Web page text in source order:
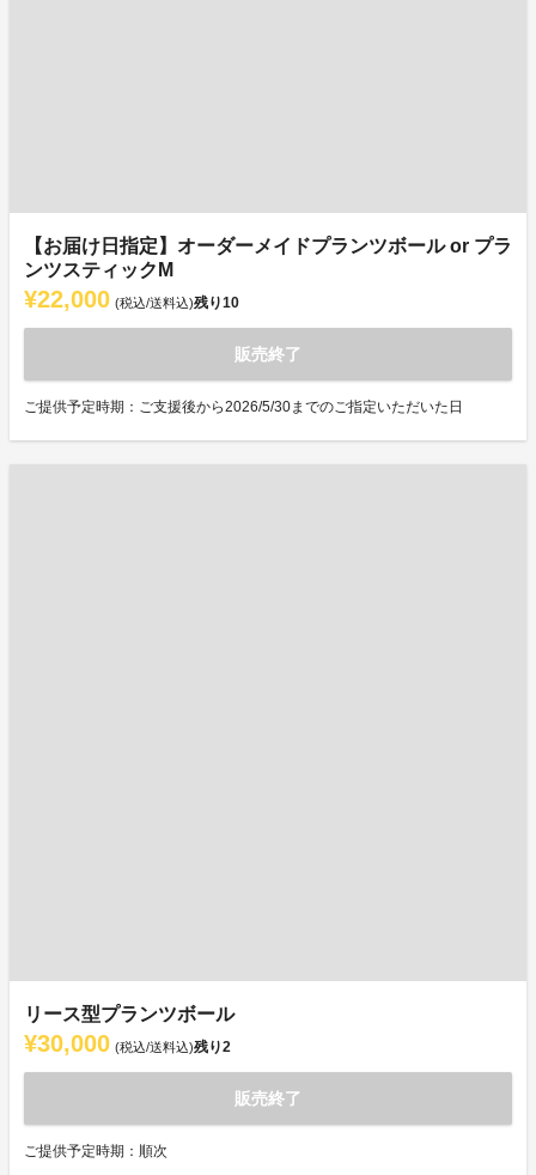
【お届け日指定】オーダーメイドプランツボール or プラ
ンツスティックM
¥22,000 (税込/送料込)残り10
販売終了
ご提供予定時期：ご支援後から2026/5/30までのご指定いただいた日
リース型プランツボール
¥30,000 (税込/送料込)残り2
販売終了
ご提供予定時期：順次